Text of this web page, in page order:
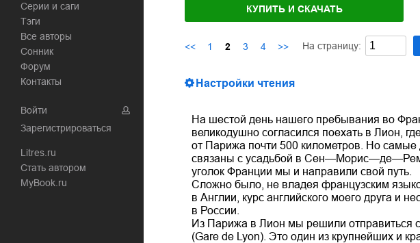
Серии и саги
Тэги
Все авторы
Сонник
Форум
Контакты
Войти
Зарегистрироваться
Litres.ru
Стать автором
MyBook.ru
КУПИТЬ И СКАЧАТЬ
<< 1 2 3 4 >> На страницу:
Настройки чтения
На шестой день нашего пребывания во
великодушно согласился поехать в Лион,
от Парижа почти 500 километров. Но самые
связаны с усадьбой в
уголок Франции мы и направили свой путь.
Сложно было, не владея французским
в Англии, курс английского моего друга и
в России.
Из Парижа в Лион мы решили отправиться
(Gare de Lyon). Это один из крупнейших и